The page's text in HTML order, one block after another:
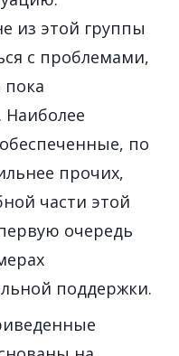
из этой группы
с проблемами,
Наиболее
по
прочих,
части этой
очередь
поддержки.